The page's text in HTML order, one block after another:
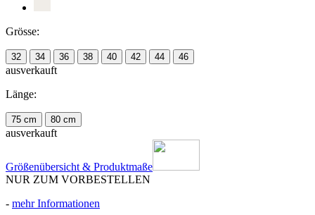
Grösse:
32 34 36 38 40 42 44 46
ausverkauft
Länge:
75 cm 80 cm
ausverkauft
Größenübersicht & Produktmaße
NUR ZUM VORBESTELLEN
- mehr Informationen